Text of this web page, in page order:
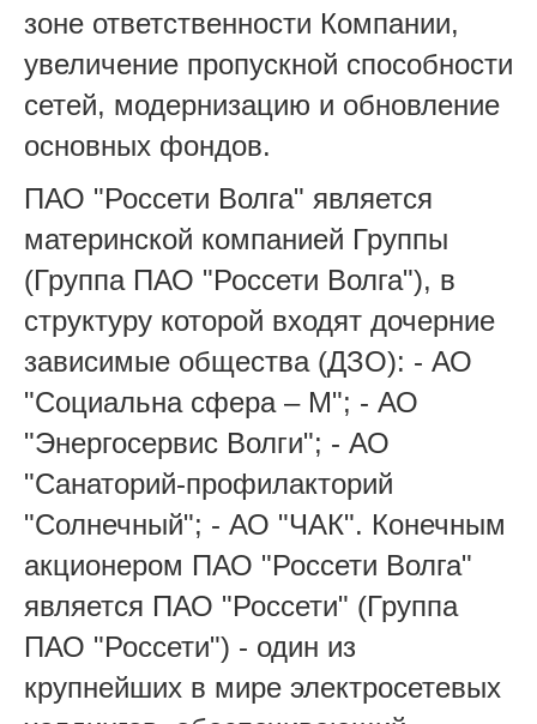
зоне ответственности Компании,
увеличение пропускной способности
сетей, модернизацию и обновление
основных фондов.
ПАО "Россети Волга" является
материнской компанией Группы
(Группа ПАО "Россети Волга"), в
структуру которой входят дочерние
зависимые общества (ДЗО): - АО
"Социальна сфера – М"; - АО
"Энергосервис Волги"; - АО
"Санаторий-профилакторий
"Солнечный"; - АО "ЧАК". Конечным
акционером ПАО "Россети Волга"
является ПАО "Россети" (Группа
ПАО "Россети") - один из
крупнейших в мире электросетевых